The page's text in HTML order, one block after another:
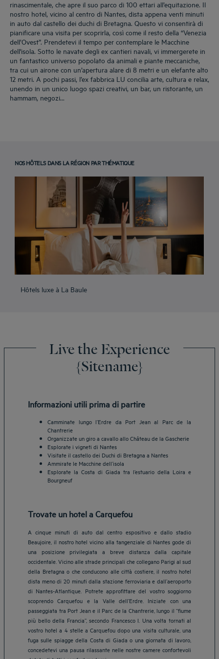
rinascimentale, che apre il suo parco di 100 ettari all’equitazione. Il
nostro hotel, vicino al centro di Nantes, dista appena venti minuti
in auto dal castello dei duchi di Bretagna. Questo vi consentirà di
pianificare una visita per scoprirla, così come il resto della “Venezia
dell’Ovest”. Prendetevi il tempo per contemplare le Macchine
dell'isola. Sotto le navate degli ex cantieri navali, vi immergerete in
un fantastico universo popolato da animali e piante meccaniche,
tra cui un airone con un’apertura alare di 8 metri e un elefante alto
12 metri. A pochi passi, l’ex fabbrica LU concilia arte, cultura e relax,
unendo in un unico luogo spazi creativi, un bar, un ristorante, un
hammam, negozi...
NOS HÔTELS DANS LA RÉGION PAR THÉMATIQUE
Hôtels luxe à La Baule
Live the Experience
{Sitename}
Informazioni utili prima di partire
Camminate lungo l’Erdre da Port Jean al Parc de la
Chantrerie
Organizzate un giro a cavallo allo Château de la Gascherie
Esplorate i vigneti di Nantes
Visitate il castello dei Duchi di Bretagna a Nantes
Ammirate le Macchine dell’isola
Esplorate la Costa di Giada tra l’estuario della Loira e
Bourgneuf
Trovate un hotel a Carquefou
A cinque minuti di auto dal centro espositivo e dallo stadio
Beaujoire, il nostro hotel vicino alla tangenziale di Nantes gode di
una posizione privilegiata a breve distanza dalla capitale
occidentale. Vicino alle strade principali che collegano Parigi al sud
della Bretagna o che conducono alle città costiere, il nostro hotel
dista meno di 20 minuti dalla stazione ferroviaria e dall’aeroporto
di Nantes-Atlantique. Potrete approfittare del vostro soggiorno
scoprendo Carquefou e la Valle dell’Erdre. Iniziate con una
passeggiata tra Port Jean e il Parc de la Chantrerie, lungo il “fiume
più bello della Francia”, secondo Francesco I. Una volta tornati al
vostro hotel a 4 stelle a Carquefou dopo una visita culturale, una
fuga sulle spiagge della Costa di Giada o una giornata di lavoro,
concedetevi una pausa rilassante nelle nostre camere confortevoli
Hotels Aix-les-Bains
Hotels Marseille